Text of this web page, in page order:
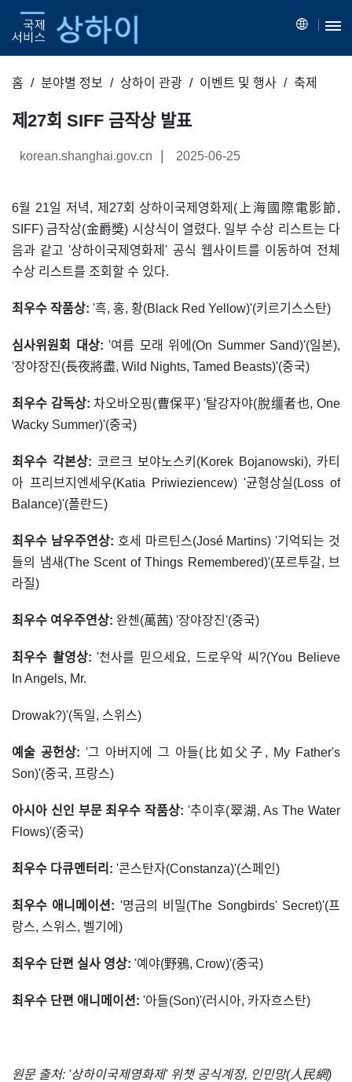
홈 분야별 정보 상하이 관광 이벤트 및 행사 축제
제27회 SIFF 금작상 발표
korean.shanghai.gov.cn | 2025-06-25
6월 21일 저녁, 제27회 상하이국제영화제(上海國際電影節,
SIFF) 금작상(金爵獎) 시상식이 열렸다. 일부 수상 리스트는 다
음과 같고 '상하이국제영화제' 공식 웹사이트를 이동하여 전체
수상 리스트를 조회할 수 있다.
최우수 작품상: '흑, 홍, 황(Black Red Yellow)'(키르기스스탄)
심사위원회 대상: '여름 모래 위에(On Summer Sand)'(일본),
'장야장진(長夜將盡, Wild Nights, Tamed Beasts)'(중국)
최우수 감독상: 차오바오핑(曹保平) '탈강자야(脫缰者也, One
Wacky Summer)'(중국)
최우수 각본상: 코르크 보야노스키(Korek Bojanowski), 카티
아 프리브지엔세우(Katia Priwieziencew) '균형상실(Loss of
Balance)'(폴란드)
최우수 남우주연상: 호세 마르틴스(José Martins) '기억되는 것
들의 냄새(The Scent of Things Remembered)'(포르투갈, 브
라질)
최우수 여우주연상: 완첸(萬茜) '장야장진'(중국)
최우수 촬영상: '천사를 믿으세요, 드로우악 씨?(You Believe
In Angels, Mr.
Drowak?)'(독일, 스위스)
예술 공헌상: '그 아버지에 그 아들(比如父子, My Father's
Son)'(중국, 프랑스)
아시아 신인 부문 최우수 작품상: '추이후(翠湖, As The Water
Flows)'(중국)
최우수 다큐멘터리: '콘스탄자(Constanza)'(스페인)
최우수 애니메이션: '명금의 비밀(The Songbirds' Secret)'(프
랑스, 스위스, 벨기에)
최우수 단편 실사 영상: '예야(野鴉, Crow)'(중국)
최우수 단편 애니메이션: '아들(Son)'(러시아, 카자흐스탄)
원문 출처: '상하이국제영화제' 위챗 공식계정, 인민망(人民網)